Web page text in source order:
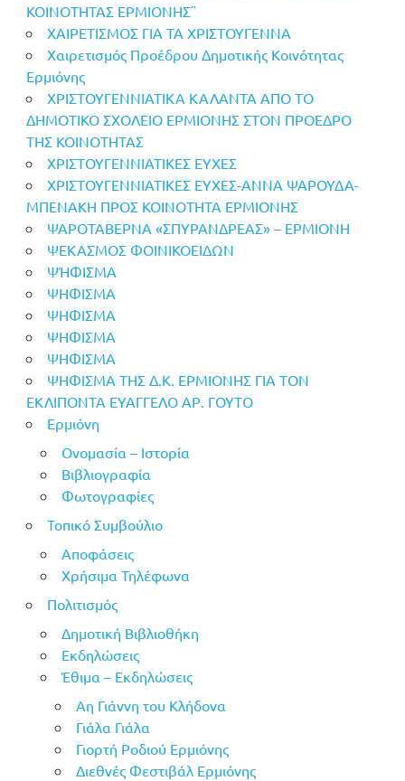
ΚΟΙΝΟΤΗΤΑΣ ΕΡΜΙΟΝΗΣ¨
ΧΑΙΡΕΤΙΣΜΟΣ ΓΙΑ ΤΑ ΧΡΙΣΤΟΥΓΕΝΝΑ
Χαιρετισμός Προέδρου Δημοτικής Κοινότητας
Ερμιόνης
ΧΡΙΣΤΟΥΓΕΝΝΙΑΤΙΚΑ ΚΑΛΑΝΤΑ ΑΠΟ ΤΟ
ΔΗΜΟΤΙΚΟ ΣΧΟΛΕΙΟ ΕΡΜΙΟΝΗΣ ΣΤΟΝ ΠΡΟΕΔΡΟ
ΤΗΣ ΚΟΙΝΟΤΗΤΑΣ
ΧΡΙΣΤΟΥΓΕΝΝΙΑΤΙΚΕΣ ΕΥΧΕΣ
ΧΡΙΣΤΟΥΓΕΝΝΙΑΤΙΚΕΣ ΕΥΧΕΣ-ΑΝΝΑ ΨΑΡΟΥΔΑ-
ΜΠΕΝΑΚΗ ΠΡΟΣ ΚΟΙΝΟΤΗΤΑ ΕΡΜΙΟΝΗΣ
ΨΑΡΟΤΑΒΕΡΝΑ «ΣΠΥΡΑΝΔΡΕΑΣ» – ΕΡΜΙΟΝΗ
ΨΕΚΑΣΜΟΣ ΦΟΙΝΙΚΟΕΙΔΩΝ
ΨΉΦΙΣΜΑ
ΨΗΦΙΣΜΑ
ΨΗΦΙΣΜΑ
ΨΗΦΙΣΜΑ
ΨΗΦΙΣΜΑ
ΨΗΦΙΣΜΑ ΤΗΣ Δ.Κ. ΕΡΜΙΟΝΗΣ ΓΙΑ ΤΟΝ
ΕΚΛΙΠΟΝΤΑ ΕΥΑΓΓΕΛΟ ΑΡ. ΓΟΥΤΟ
Ερμιόνη
Ονομασία – Ιστορία
Βιβλιογραφία
Φωτογραφίες
Τοπικό Συμβούλιο
Αποφάσεις
Χρήσιμα Τηλέφωνα
Πολιτισμός
Δημοτική Βιβλιοθήκη
Εκδηλώσεις
Έθιμα – Εκδηλώσεις
Αη Γιάννη του Κλήδονα
Γιάλα Γιάλα
Γιορτή Ροδιού Ερμιόνης
Διεθνές Φεστιβάλ Ερμιόνης